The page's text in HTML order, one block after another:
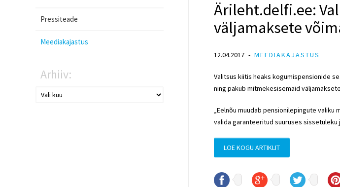
Pressiteade
Meediakajastus
Arhiiv:
Ärileht.delfi.ee:
väljamaksete
12.04.2017 MEEDIAKAJASTUS
Valitsus kiitis heaks kogumispensionide
ning pakub mitmekesisemaid
„Eelnõu muudab pensionilepingute
valida garanteeritud suuruses
LOE KOGU ARTIKLIT